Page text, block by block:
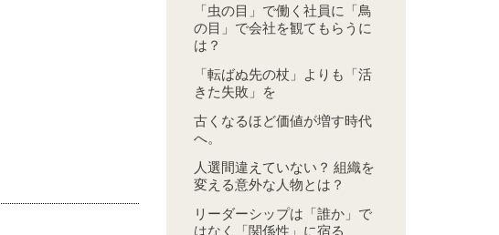
「虫の目」で働く社員に「鳥
の目」で会社を観てもらうに
は？
「転ばぬ先の杖」よりも「活
きた失敗」を
古くなるほど価値が増す時代
へ。
人選間違えていない？ 組織を
変える意外な人物とは？
リーダーシップは「誰か」で
はなく「関係性」に宿る